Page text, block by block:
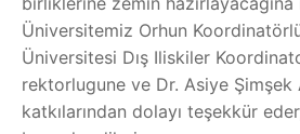
Üniversitemiz Orhun
Üniversitesi Dış Iliskiler
rektorlugune ve Dr. Asiye Şimşek
katkılarından dolayı teşekkür